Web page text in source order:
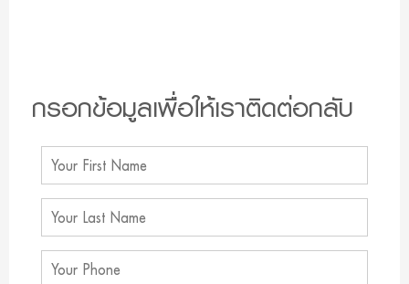
กรอกข้อมูลเพื่อให้เราติดต่อกลับ